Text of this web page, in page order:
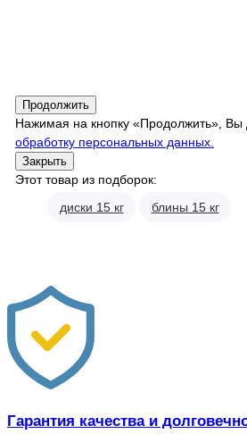
Продолжить
Нажимая на кнопку «Продолжить», Вы
обработку персональных данных.
Закрыть
Этот товар из подборок:
диски 15 кг
блины 15 кг
Гарантия качества и